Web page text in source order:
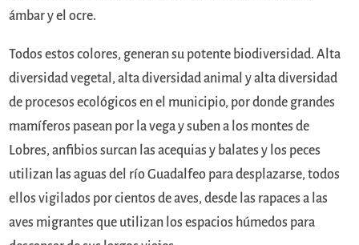
ámbar y el ocre.
Todos estos colores, generan su potente biodiversidad. Alta
diversidad vegetal, alta diversidad animal y alta diversidad
de procesos ecológicos en el municipio, por donde grandes
mamíferos pasean por la vega y suben a los montes de
Lobres, anfibios surcan las acequias y balates y los peces
utilizan las aguas del río Guadalfeo para desplazarse, todos
ellos vigilados por cientos de aves, desde las rapaces a las
aves migrantes que utilizan los espacios húmedos para